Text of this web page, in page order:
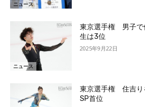
ニュース
ニュース
東京選手権 男子で
生は3位
2025年9月22日
東京選手権 住吉り
SP首位